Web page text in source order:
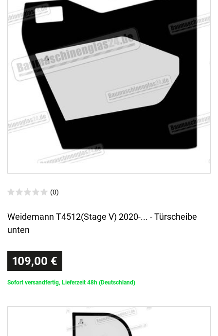
(0)
Weidemann T4512(Stage V) 2020-... - Türscheibe
unten
109,00 €
Sofort versandfertig, Lieferzeit 48h (Deutschland)